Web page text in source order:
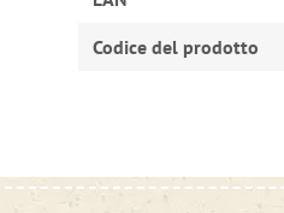
Codice del prodotto